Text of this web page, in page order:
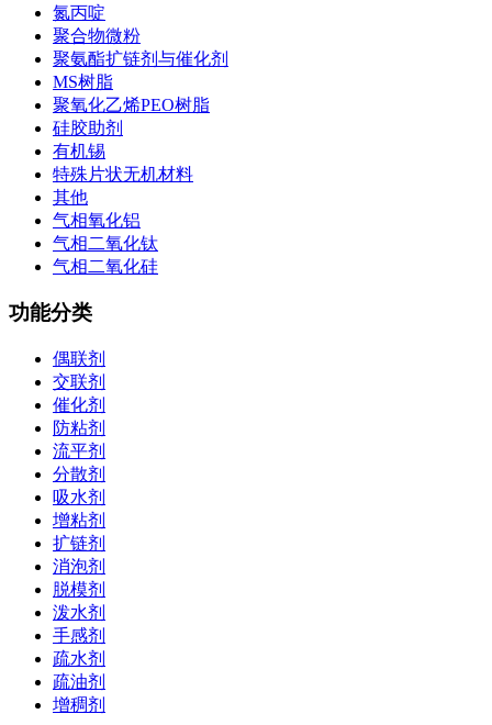
氮丙啶
聚合物微粉
聚氨酯扩链剂与催化剂
MS树脂
聚氧化乙烯PEO树脂
硅胶助剂
有机锡
特殊片状无机材料
其他
气相氧化铝
气相二氧化钛
气相二氧化硅
功能分类
偶联剂
交联剂
催化剂
防粘剂
流平剂
分散剂
吸水剂
增粘剂
扩链剂
消泡剂
脱模剂
泼水剂
手感剂
疏水剂
疏油剂
增稠剂